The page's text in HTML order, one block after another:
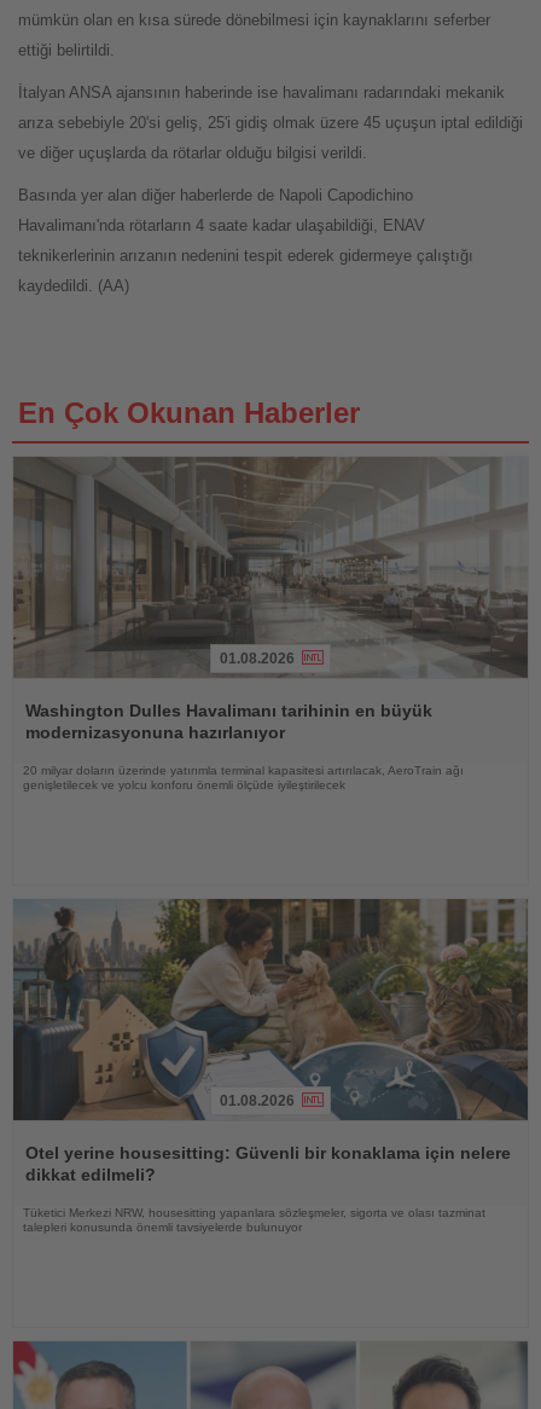
mümkün olan en kısa sürede dönebilmesi için kaynaklarını seferber
ettiği belirtildi.
İtalyan ANSA ajansının haberinde ise havalimanı radarındaki mekanik
arıza sebebiyle 20'si geliş, 25'i gidiş olmak üzere 45 uçuşun iptal edildiği
ve diğer uçuşlarda da rötarlar olduğu bilgisi verildi.
Basında yer alan diğer haberlerde de Napoli Capodichino
Havalimanı'nda rötarların 4 saate kadar ulaşabildiği, ENAV
teknikerlerinin arızanın nedenini tespit ederek gidermeye çalıştığı
kaydedildi. (AA)
En Çok Okunan Haberler
Oku
01.08.2026
Washington Dulles Havalimanı tarihinin en büyük
modernizasyonuna hazırlanıyor
20 milyar doların üzerinde yatırımla terminal kapasitesi artırılacak, AeroTrain ağı
genişletilecek ve yolcu konforu önemli ölçüde iyileştirilecek
Oku
01.08.2026
Otel yerine housesitting: Güvenli bir konaklama için nelere
dikkat edilmeli?
Tüketici Merkezi NRW, housesitting yapanlara sözleşmeler, sigorta ve olası tazminat
talepleri konusunda önemli tavsiyelerde bulunuyor